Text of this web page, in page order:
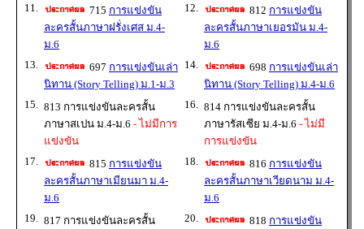
11.
715 การแข่งขัน
ละครสั้นภาษาฝรั่งเศส ม.4-
ม.6
12. 812 การแข่งขัน
ละครสั้นภาษาเยอรมัน ม.4-
ม.6
13.
697 การแข่งขันเล่า
นิทาน (Story Telling) ม.1-ม.3
14. 698 การแข่งขันเล่า
นิทาน (Story Telling) ม.4-ม.6
15.
813 การแข่งขันละครสั้น
ภาษาสเปน ม.4-ม.6 - ไม่มีการ
แข่งขัน
16.
814 การแข่งขันละครสั้น
ภาษารัสเซีย ม.4-ม.6 - ไม่มี
การแข่งขัน
17.
815 การแข่งขัน
ละครสั้นภาษาเมียนมา ม.4-
ม.6
18. 816 การแข่งขัน
ละครสั้นภาษาเวียดนาม ม.4-
ม.6
19.
817 การแข่งขันละครสั้น
20. 818 การแข่งขัน